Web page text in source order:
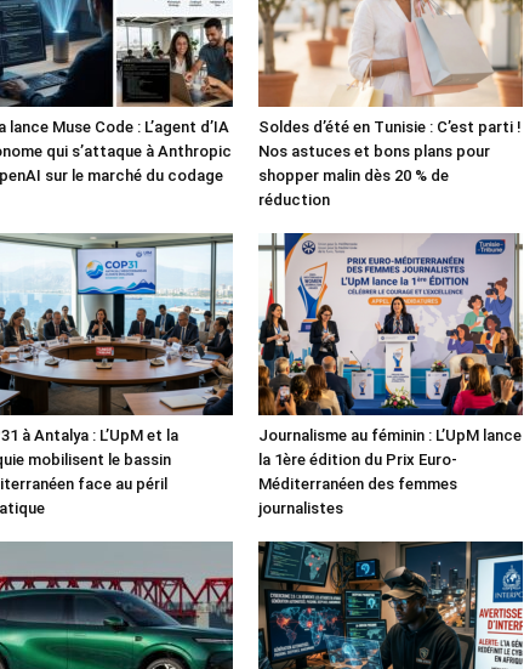
lance Muse Code : L’agent d’IA
qui s’attaque à Anthropic
sur le marché du codage
Soldes d’été en Tunisie : C’est parti !
Nos astuces et bons plans pour
shopper malin dès 20 % de
réduction
à Antalya : L’UpM et la
mobilisent le bassin
face au péril
Journalisme au féminin : L’UpM lance
la 1ère édition du Prix Euro-
Méditerranéen des femmes
journalistes